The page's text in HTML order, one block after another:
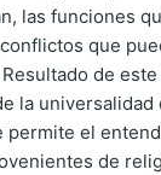
las funciones
que
de
la universalidad
permite el
de